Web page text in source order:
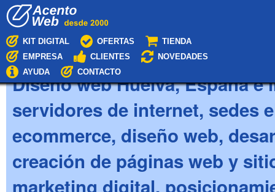
KIT DIGITAL OFERTAS
TIENDA
EMPRESA
CLIENTES
NOVEDADES
AYUDA
CONTACTO
Acento Web
Diseño web Huelva, España e
servidores de internet, sedes
ecommerce, diseño web,
creación de páginas web y
marketing digital,